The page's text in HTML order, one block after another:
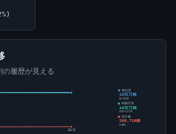
の履歴が見える
26/3
発行済
13百万株
株式総数
純発行済
13百万株
総数-自己株
自己株
205,718株
1.61%